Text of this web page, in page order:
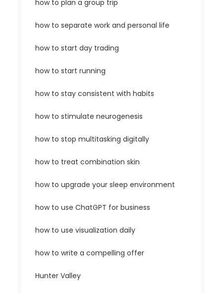
how to plan a group trip
how to separate work and personal life
how to start day trading
how to start running
how to stay consistent with habits
how to stimulate neurogenesis
how to stop multitasking digitally
how to treat combination skin
how to upgrade your sleep environment
how to use ChatGPT for business
how to use visualization daily
how to write a compelling offer
Hunter Valley